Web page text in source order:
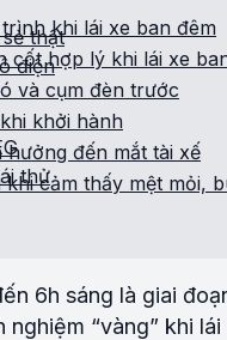
thật
điện
thử
khi lái xe ban đêm
cốt hợp lý khi lái xe
và cụm đèn trước
khởi hành
đến mắt tài xế
cảm thấy mệt mỏi,
6h sáng là giai
“vàng” khi